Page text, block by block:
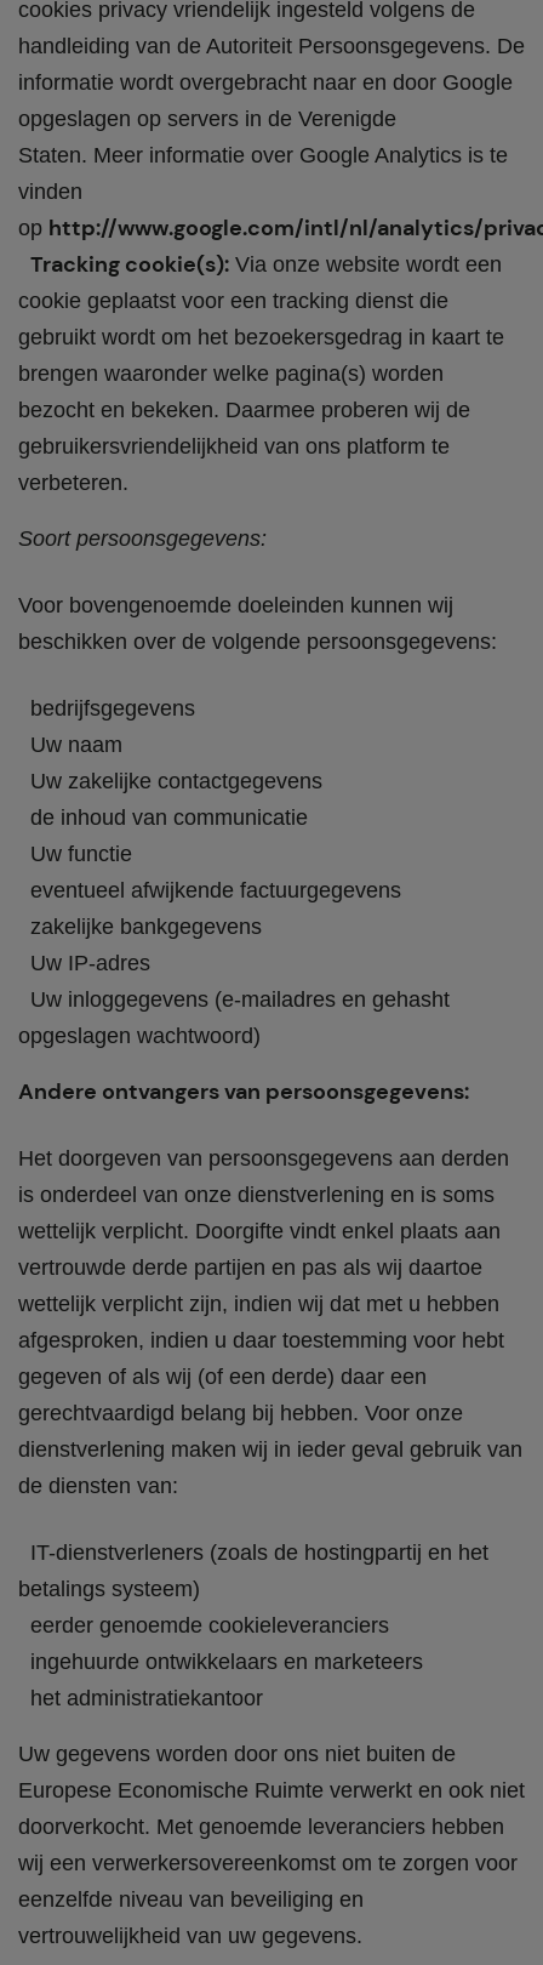
cookies privacy vriendelijk ingesteld volgens de
handleiding van de Autoriteit Persoonsgegevens. De
informatie wordt overgebracht naar en door Google
opgeslagen op servers in de Verenigde
Staten. Meer informatie over Google Analytics is te
vinden
op http://www.google.com/intl/nl/analytics/
Tracking cookie(s): Via onze website wordt een
cookie geplaatst voor een tracking dienst die
gebruikt wordt om het bezoekersgedrag in kaart te
brengen waaronder welke pagina(s) worden
bezocht en bekeken. Daarmee proberen wij de
gebruikersvriendelijkheid van ons platform te
verbeteren.
Soort persoonsgegevens:
Voor bovengenoemde doeleinden kunnen wij
beschikken over de volgende persoonsgegevens:
bedrijfsgegevens
Uw naam
Uw zakelijke contactgegevens
de inhoud van communicatie
Uw functie
eventueel afwijkende factuurgegevens
zakelijke bankgegevens
Uw IP-adres
Uw inloggegevens (e-mailadres en gehasht
opgeslagen wachtwoord)
Andere ontvangers van persoonsgegevens:
Het doorgeven van persoonsgegevens aan derden
is onderdeel van onze dienstverlening en is soms
wettelijk verplicht. Doorgifte vindt enkel plaats aan
vertrouwde derde partijen en pas als wij daartoe
wettelijk verplicht zijn, indien wij dat met u hebben
afgesproken, indien u daar toestemming voor hebt
gegeven of als wij (of een derde) daar een
gerechtvaardigd belang bij hebben. Voor onze
dienstverlening maken wij in ieder geval gebruik van
de diensten van:
IT-dienstverleners (zoals de hostingpartij en het
betalings systeem)
eerder genoemde cookieleveranciers
ingehuurde ontwikkelaars en marketeers
het administratiekantoor
Uw gegevens worden door ons niet buiten de
Europese Economische Ruimte verwerkt en ook niet
doorverkocht. Met genoemde leveranciers hebben
wij een verwerkersovereenkomst om te zorgen voor
eenzelfde niveau van beveiliging en
vertrouwelijkheid van uw gegevens.